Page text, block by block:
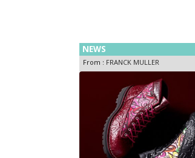
ボレーションアフタヌーン
NEWS
From : FRANCK MULLER